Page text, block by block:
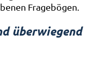
Fragebögen.
überwiegend